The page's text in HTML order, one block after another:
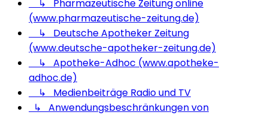
↳ Pharmazeutische Zeitung online
(www.pharmazeutische-zeitung.de)
↳ Deutsche Apotheker Zeitung
(www.deutsche-apotheker-zeitung.de)
↳ Apotheke-Adhoc (www.apotheke-
adhoc.de)
↳ Medienbeiträge Radio und TV
↳ Anwendungsbeschränkungen von